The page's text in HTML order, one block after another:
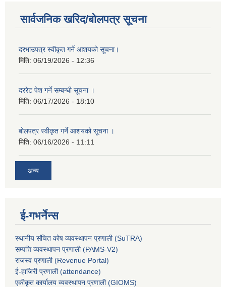
सार्वजनिक खरिद/बोलपत्र सूचना
दरभाउपत्र स्वीकृत गर्ने आशयको सूचना।
मिति: 06/19/2026 - 12:36
दररेट पेश गर्ने सम्बन्धी सूचना ।
मिति: 06/17/2026 - 18:10
बोलपत्र स्वीकृत गर्ने आशयको सूचना ।
मिति: 06/16/2026 - 11:11
अन्य
ई-गभर्नेन्स
स्थानीय संचित कोष व्यवस्थापन प्रणाली (SuTRA)
सम्पत्ति व्यवस्थापन प्रणाली (PAMS-V2)
राजस्व प्रणाली (Revenue Portal)
ई-हाजिरी प्रणाली (attendance)
एकीकृत कार्यालय व्यवस्थापन प्रणाली (GIOMS)